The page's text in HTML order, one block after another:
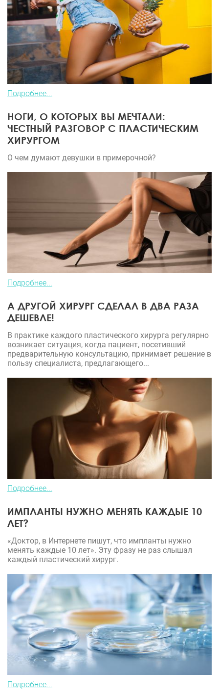
Подробнее...
НОГИ, О КОТОРЫХ ВЫ МЕЧТАЛИ:
ЧЕСТНЫЙ РАЗГОВОР С ПЛАСТИЧЕСКИМ
ХИРУРГОМ
О чем думают девушки в примерочной?
Подробнее...
А ДРУГОЙ ХИРУРГ СДЕЛАЛ В ДВА РАЗА
ДЕШЕВЛЕ!
В практике каждого пластического хирурга регулярно
возникает ситуация, когда пациент, посетивший
предварительную консультацию, принимает решение в
пользу специалиста, предлагающего...
Подробнее...
ИМПЛАНТЫ НУЖНО МЕНЯТЬ КАЖДЫЕ 10
ЛЕТ?
«Доктор, в Интернете пишут, что импланты нужно
менять каждые 10 лет». Эту фразу не раз слышал
каждый пластический хирург.
Подробнее...